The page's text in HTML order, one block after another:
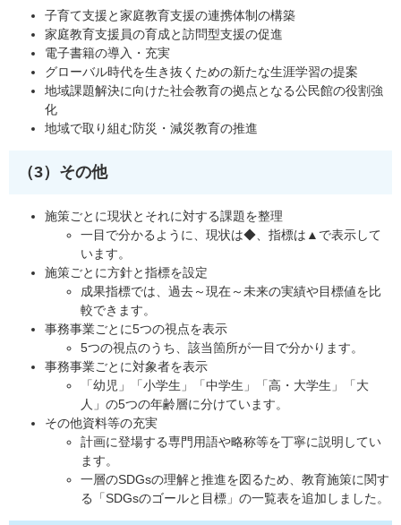
子育て支援と家庭教育支援の連携体制の構築
家庭教育支援員の育成と訪問型支援の促進
電子書籍の導入・充実
グローバル時代を生き抜くための新たな生涯学習の提案
地域課題解決に向けた社会教育の拠点となる公民館の役割強
化
地域で取り組む防災・減災教育の推進
（3）その他
施策ごとに現状とそれに対する課題を整理
一目で分かるように、現状は◆、指標は▲で表示して
います。
施策ごとに方針と指標を設定
成果指標では、過去～現在～未来の実績や目標値を比
較できます。
事務事業ごとに5つの視点を表示
5つの視点のうち、該当箇所が一目で分かります。
事務事業ごとに対象者を表示
「幼児」「小学生」「中学生」「高・大学生」「大
人」の5つの年齢層に分けています。
その他資料等の充実
計画に登場する専門用語や略称等を丁寧に説明してい
ます。
一層のSDGsの理解と推進を図るため、教育施策に関す
る「SDGsのゴールと目標」の一覧表を追加しました。